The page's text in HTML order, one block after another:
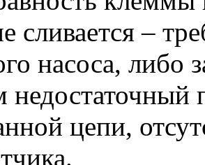
сливается –
насоса, либо
цепи,